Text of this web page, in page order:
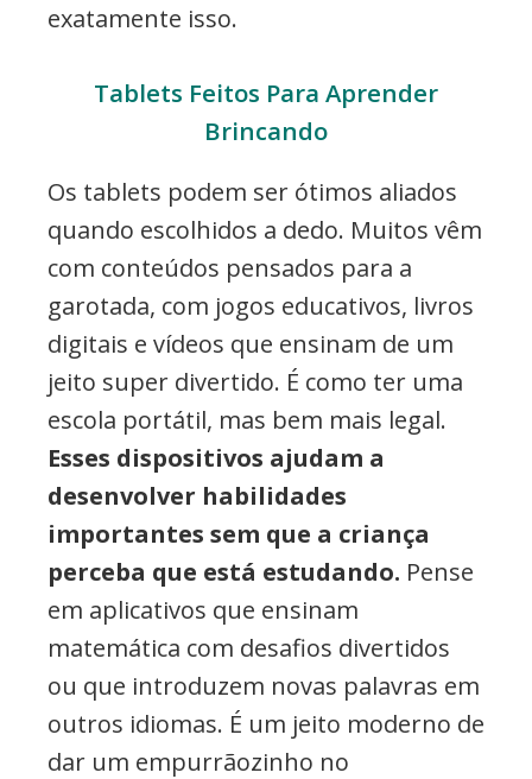
exatamente isso.
Tablets Feitos Para Aprender
Brincando
Os tablets podem ser ótimos aliados
quando escolhidos a dedo. Muitos vêm
com conteúdos pensados para a
garotada, com jogos educativos, livros
digitais e vídeos que ensinam de um
jeito super divertido. É como ter uma
escola portátil, mas bem mais legal.
Esses dispositivos ajudam a
desenvolver habilidades
importantes sem que a criança
perceba que está estudando. Pense
em aplicativos que ensinam
matemática com desafios divertidos
ou que introduzem novas palavras em
outros idiomas. É um jeito moderno de
dar um empurrãozinho no